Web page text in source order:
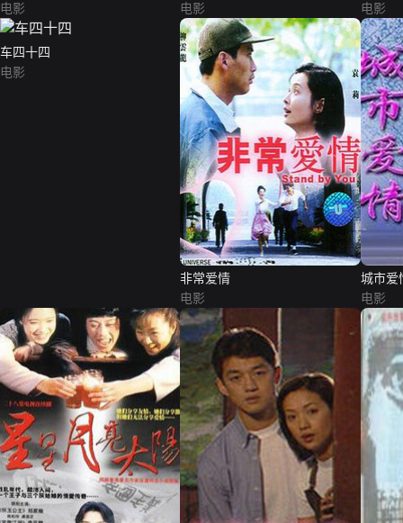
电影
电影
电影
车四十四
电影
非常爱情
电影
城市爱
电影